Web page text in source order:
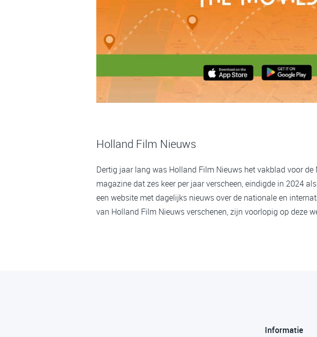
Holland Film Nieuws
Dertig jaar lang was Holland Film Nieuws het vakblad voor
magazine dat zes keer per jaar verscheen, eindigde in 2024
een website met dagelijks nieuws over de nationale en
van Holland Film Nieuws verschenen, zijn voorlopig op deze
Informatie